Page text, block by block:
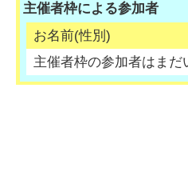
主催者枠による参加者
お名前(性別)
主催者枠の参加者はまだ